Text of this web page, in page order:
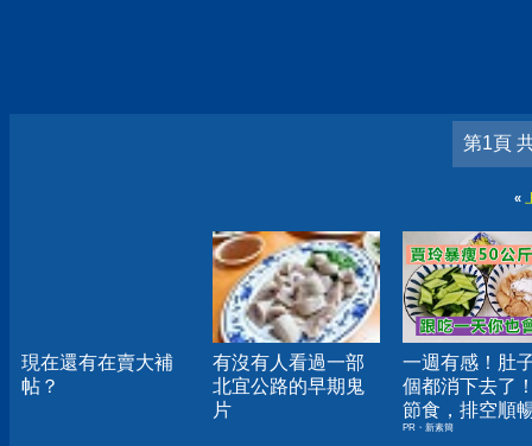
第1頁
«
現在還有在賣大補
帖？
有沒有人看過一部
北宜公路的早期鬼
片
一週有感！肚
個都消下去了
節食，排空順
夠
PR・新素簡